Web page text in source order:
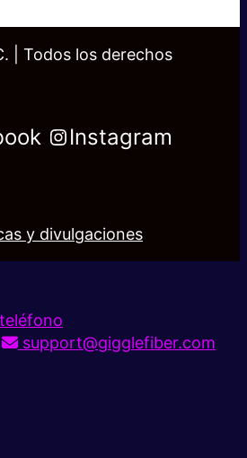
| Todos los derechos
Instagram
y divulgaciones
support@gigglefiber.com